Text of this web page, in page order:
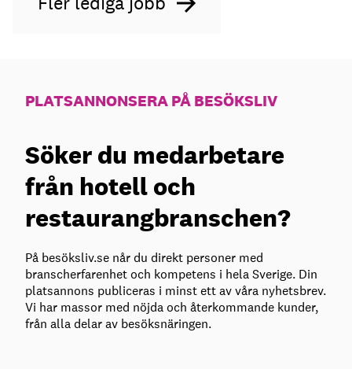
PLATSANNONSERA PÅ BESÖKSLIV
Söker du medarbetare
från hotell och
restaurangbranschen?
På besöksliv.se når du direkt personer med
branscherfarenhet och kompetens i hela Sverige. Din
platsannons publiceras i minst ett av våra nyhetsbrev.
Vi har massor med nöjda och återkommande kunder,
från alla delar av besöksnäringen.